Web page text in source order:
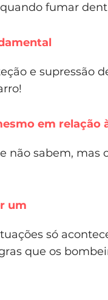
fumar
e supressão
em relação
não sabem, mas
um
só
que os